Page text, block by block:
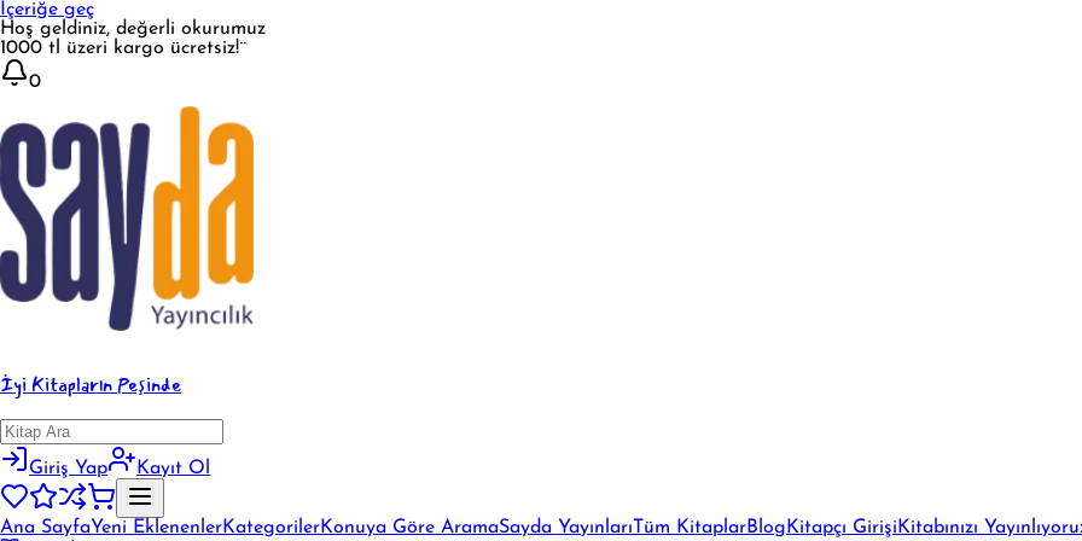
İçeriğe geç
Hoş geldiniz, değerli okurumuz
1000 tl üzeri kargo ücretsiz!¨
0
İyi Kitapların Peşinde
Giriş Yap Kayıt Ol
Ana SayfaYeni EklenenlerKategorilerKonuya Göre AramaSayda Yayınları Tüm KitaplarBlog Kitapçı Girişi Kitabınızı